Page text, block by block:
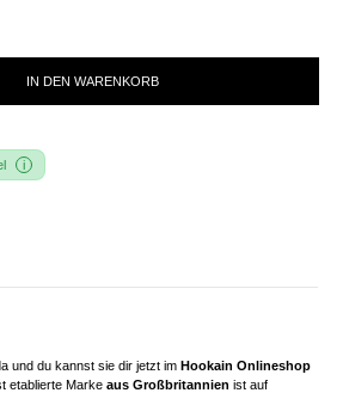
IN DEN WARENKORB
und du kannst sie dir jetzt im Hookain Onlineshop
etablierte Marke aus Großbritannien ist auf